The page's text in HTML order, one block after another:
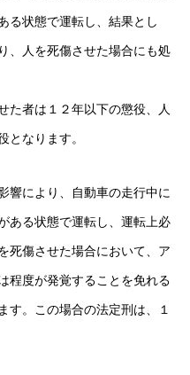
る状態で運転し、結果とし
、人を死傷させた場合にも処
た者は１２年以下の懲役、人
となります。
により、自動車の走行中に
ある状態で運転し、運転上必
死傷させた場合において、ア
程度が発覚することを免れる
す。この場合の法定刑は、１